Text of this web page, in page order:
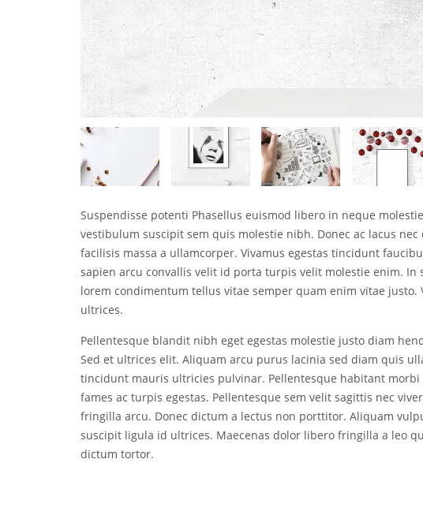
Suspendisse potenti Phasellus euismod libero in neque
vestibulum suscipit sem quis molestie nibh. Donec ac lacus
facilisis massa a ullamcorper. Vivamus egestas tincidunt
sapien arcu convallis velit id porta turpis velit molestie enim.
lorem condimentum tellus vitae semper quam enim vitae
ultrices.
Pellentesque blandit nibh eget egestas molestie justo diam
Sed et ultrices elit. Aliquam arcu purus lacinia sed diam quis
tincidunt mauris ultricies pulvinar. Pellentesque habitant
fames ac turpis egestas. Pellentesque sem velit sagittis nec
fringilla arcu. Donec dictum a lectus non porttitor. Aliquam
suscipit ligula id ultrices. Maecenas dolor libero fringilla a leo
dictum tortor.